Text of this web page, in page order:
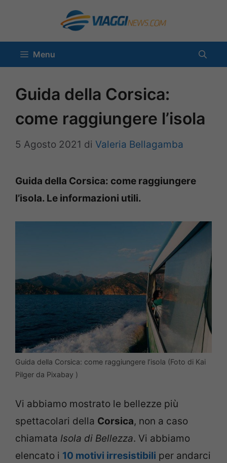
contenuto
Menu
Guida della Corsica:
come raggiungere l’isola
5 Agosto 2021 di Valeria Bellagamba
Guida della Corsica: come raggiungere
l’isola. Le informazioni utili.
Guida della Corsica: come raggiungere l’isola (Foto di Kai
Pilger da Pixabay )
Vi abbiamo mostrato le bellezze più
spettacolari della Corsica, non a caso
chiamata Isola di Bellezza. Vi abbiamo
elencato i 10 motivi irresistibili per andarci